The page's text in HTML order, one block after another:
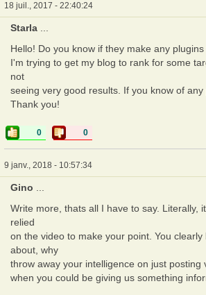
18 juil., 2017 - 22:40:24
Starla ...
Hello! Do you know if they make any
I'm trying to get my blog to rank for some
not
seeing very good results. If you know of any
Thank you!
0 0
9 janv., 2018 - 10:57:34
Gino ...
Write more, thats all I have to say. Literally,
relied
on the video to make your point. You
about, why
throw away your intelligence on just posting
when you could be giving us something